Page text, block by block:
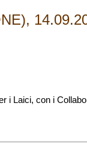
i Laici, con i